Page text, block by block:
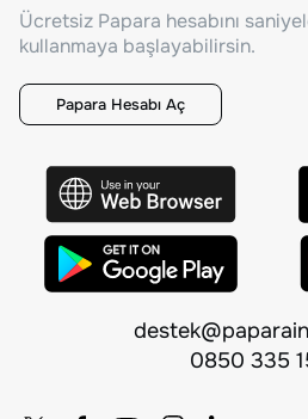
Ücretsiz Papara hesabını
kullanmaya başlayabilirsin.
Papara Hesabı Aç
0850 335